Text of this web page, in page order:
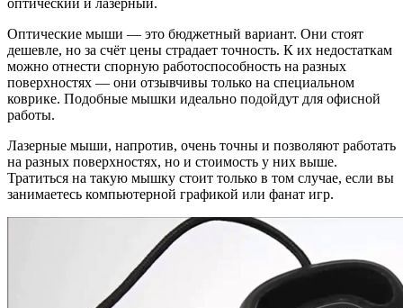
оптический и лазерный.
Оптические мыши — это бюджетный вариант. Они стоят
дешевле, но за счёт цены страдает точность. К их недостаткам
можно отнести спорную работоспособность на разных
поверхностях — они отзывчивы только на специальном
коврике. Подобные мышки идеально подойдут для офисной
работы.
Лазерные мыши, напротив, очень точны и позволяют работать
на разных поверхностях, но и стоимость у них выше.
Тратиться на такую мышку стоит только в том случае, если вы
занимаетесь компьютерной графикой или фанат игр.